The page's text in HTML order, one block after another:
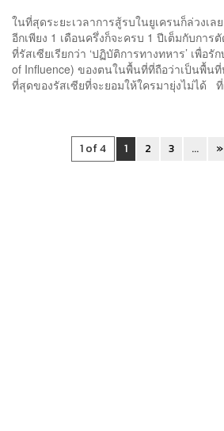
ในที่สุดระยะเวลาการสู้รบในยูเครนก็ล่วงเล
อีกเพียง 1 เดือนครึ่งก็จะครบ 1 ปีเต็มกับการ
ที่รัสเซียเรียกว่า ‘ปฏิบัติการทางทหาร’ เพื่อรั
of Influence) ของตนในพื้นที่ที่ถือว่าเป็นพื้น
ที่สุดของรัสเซียที่จะยอมให้ใครมายุ่งไม่ได้ ที่
1 of 4 1 2 3 ... »